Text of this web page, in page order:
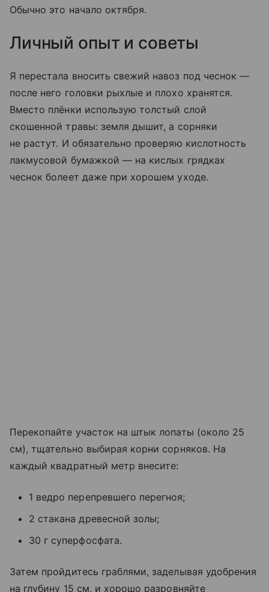
Обычно это начало октября.
Личный опыт и советы
Я перестала вносить свежий навоз под чеснок —
после него головки рыхлые и плохо хранятся.
Вместо плёнки использую толстый слой
скошенной травы: земля дышит, а сорняки
не растут. И обязательно проверяю кислотность
лакмусовой бумажкой — на кислых грядках
чеснок болеет даже при хорошем уходе.
Перекопайте участок на штык лопаты (около 25
см), тщательно выбирая корни сорняков. На
каждый квадратный метр внесите:
1 ведро перепревшего перегноя;
2 стакана древесной золы;
30 г суперфосфата.
Затем пройдитесь граблями, заделывая удобрения
на глубину 15 см, и хорошо разровняйте